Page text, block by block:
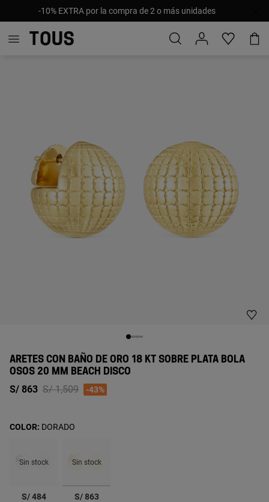
-10% EXTRA por la compra de 2 o más unidades
ARETES CON BAÑO DE ORO 18 KT SOBRE PLATA BOLA
OSOS 20 MM BEACH DISCO
S/ 863 Price reduced from
S/ 1,509to-43%
Sin stock
S/ 484
Sin stock
seleccionado
S/ 863
COLOR: DORADO